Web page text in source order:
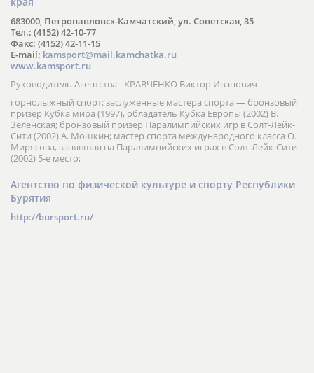
683000, Петропавловск-Камчатский, ул. Советская, 35
Тел.: (4152) 42-10-77
Факс: (4152) 42-11-15
E-mail: kamsport@mail.kamchatka.ru
www.kamsport.ru
Руководитель Агентства - КРАВЧЕНКО Виктор Иванович
горнолыжный спорт: заслуженные мастера спорта — бронзовый
призер Кубка мира (1997), обладатель Кубка Европы (2002) В.
Зеленская; бронзовый призер Паралимпийских игр в Солт-Лейк-
Сити (2002) А. Мошкин; мастер спорта международного класса О.
Мирясова, занявшая на Паралимпийских играх в Солт-Лейк-Сити
(2002) 5-е место;
Агентство по физической культуре и спорту Республики
Бурятия
http://bursport.ru/